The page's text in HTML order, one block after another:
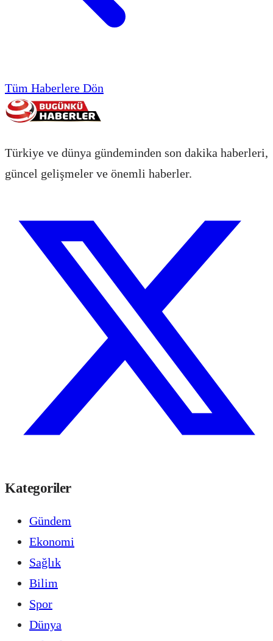
Tüm Haberlere Dön
Türkiye ve dünya gündeminden son dakika haberleri,
güncel gelişmeler ve önemli haberler.
Kategoriler
Gündem
Ekonomi
Sağlık
Bilim
Spor
Dünya